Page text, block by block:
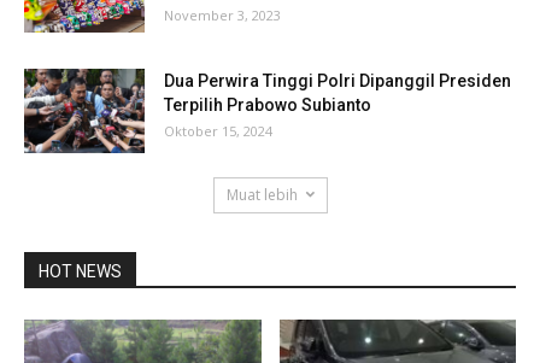
November 3, 2023
Dua Perwira Tinggi Polri Dipanggil Presiden
Terpilih Prabowo Subianto
Oktober 15, 2024
Muat lebih
HOT NEWS